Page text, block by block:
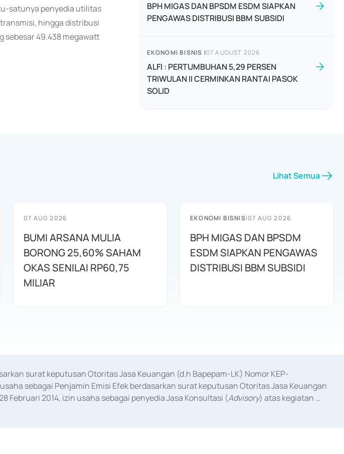
satunya penyedia utilitas
hingga distribusi
sebesar 49.438 megawatt
BPH MIGAS DAN BPSDM ESDM SIAPKAN
PENGAWAS DISTRIBUSI BBM SUBSIDI
EKONOMI BISNIS |07 AUGUST 2026
ALFI : PERTUMBUHAN 5,29 PERSEN
TRIWULAN II CERMINKAN RANTAI PASOK
SOLID
Lihat Semua
07 AUG 2026
BUMI ARSANA MULIA
BORONG 25,60% SAHAM
OKAS SENILAI RP60,75
MILIAR
EKONOMI BISNIS|07 AUG 2026
BPH MIGAS DAN BPSDM
ESDM SIAPKAN PENGAWAS
DISTRIBUSI BBM SUBSIDI
surat keputusan Otoritas Jasa Keuangan (d.h Bapepam-LK) Nomor KEP-
sebagai Penjamin Emisi Efek berdasarkan surat keputusan Otoritas Jasa Keuangan
Februari 2014, izin usaha sebagai penyedia Jasa Konsultasi (Advisory) atas kegiatan